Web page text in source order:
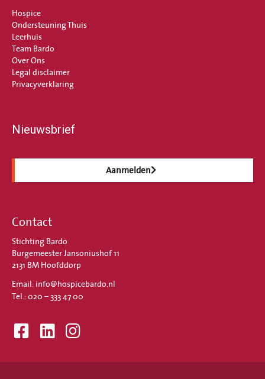
Hospice
Ondersteuning Thuis
Leerhuis
Team Bardo
Over Ons
Legal disclaimer
Privacyverklaring
Nieuwsbrief
Aanmelden
Contact
Stichting Bardo
Burgemeester Jansoniushof 11
2131 BM Hoofddorp
Email: info@hospicebardo.nl
Tel.: 020 – 333 47 00